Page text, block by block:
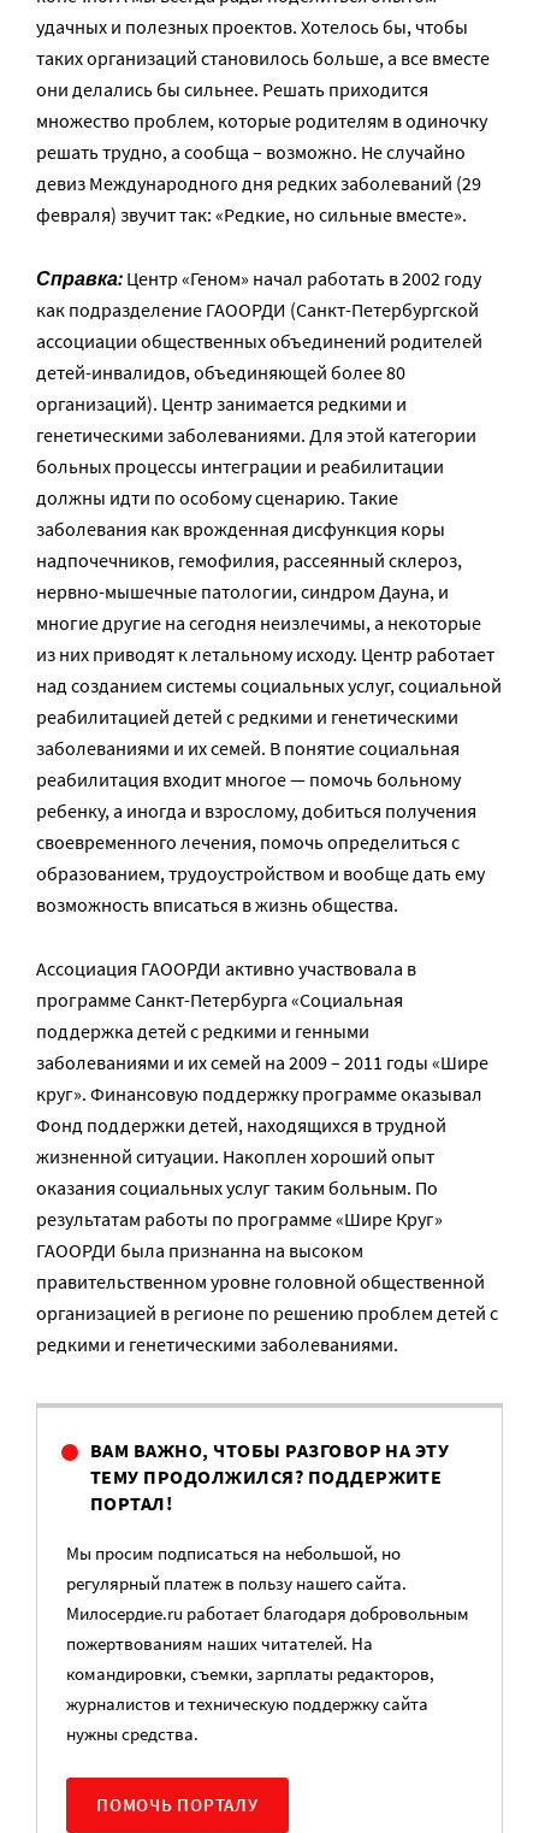
удачных и полезных проектов. Хотелось бы, чтобы
таких организаций становилось больше, а все вместе
они делались бы сильнее. Решать приходится
множество проблем, которые родителям в одиночку
решать трудно, а сообща – возможно. Не случайно
девиз Международного дня редких заболеваний (29
февраля) звучит так: «Редкие, но сильные вместе».
Справка: Центр «Геном» начал работать в 2002 году
как подразделение ГАООРДИ (Санкт-Петербургской
ассоциации общественных объединений родителей
детей-инвалидов, объединяющей более 80
организаций). Центр занимается редкими и
генетическими заболеваниями. Для этой категории
больных процессы интеграции и реабилитации
должны идти по особому сценарию. Такие
заболевания как врожденная дисфункция коры
надпочечников, гемофилия, рассеянный склероз,
нервно-мышечные патологии, синдром Дауна, и
многие другие на сегодня неизлечимы, а некоторые
из них приводят к летальному исходу. Центр работает
над созданием системы социальных услуг, социальной
реабилитацией детей с редкими и генетическими
заболеваниями и их семей. В понятие социальная
реабилитация входит многое — помочь больному
ребенку, а иногда и взрослому, добиться получения
своевременного лечения, помочь определиться с
образованием, трудоустройством и вообще дать ему
возможность вписаться в жизнь общества.
Ассоциация ГАООРДИ активно участвовала в
программе Санкт-Петербурга «Социальная
поддержка детей с редкими и генными
заболеваниями и их семей на 2009 – 2011 годы «Шире
круг». Финансовую поддержку программе оказывал
Фонд поддержки детей, находящихся в трудной
жизненной ситуации. Накоплен хороший опыт
оказания социальных услуг таким больным. По
результатам работы по программе «Шире Круг»
ГАООРДИ была признанна на высоком
правительственном уровне головной общественной
организацией в регионе по решению проблем детей с
редкими и генетическими заболеваниями.
ВАМ ВАЖНО, ЧТОБЫ РАЗГОВОР НА ЭТУ
ТЕМУ ПРОДОЛЖИЛСЯ? ПОДДЕРЖИТЕ
ПОРТАЛ!
Мы просим подписаться на небольшой, но
регулярный платеж в пользу нашего сайта.
Милосердие.ru работает благодаря добровольным
пожертвованиям наших читателей. На
командировки, съемки, зарплаты редакторов,
журналистов и техническую поддержку сайта
нужны средства.
ПОМОЧЬ ПОРТАЛУ